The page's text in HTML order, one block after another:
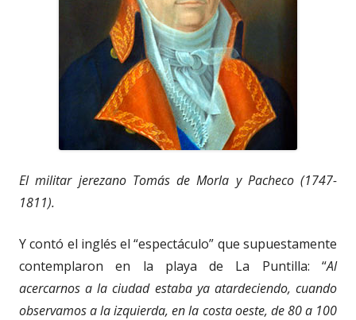
El militar jerezano Tomás de Morla y Pacheco (1747-
1811).
Y contó el inglés el “espectáculo” que supuestamente
contemplaron en la playa de La Puntilla: “Al
acercarnos a la ciudad estaba ya atardeciendo, cuando
observamos a la izquierda, en la costa oeste, de 80 a 100